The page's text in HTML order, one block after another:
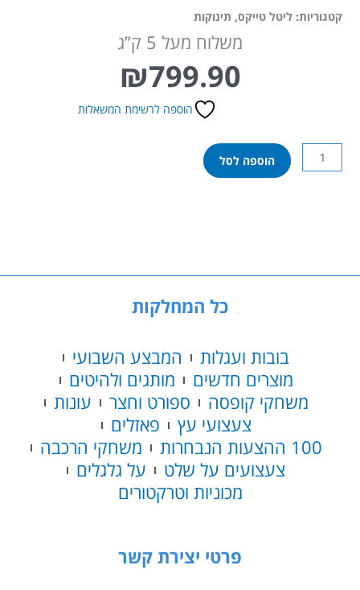
קטגוריות: ליטל טייקס, תינוקות
משלוח מעל 5 ק”ג
₪799.90
הוספה לרשימת המשאלות
כמות
של
אדום
הוספה לסל
כל המחלקות
בובות ועגלות
המבצע השבועי
מוצרים חדשים
מותגים ולהיטים
משחקי קופסה
ספורט וחצר
עונות
צעצועי עץ
פאזלים
100 ההצעות הנבחרות
משחקי הרכבה
צעצועים על שלט
על גלגלים
מכוניות וטרקטורים
פרטי יצירת קשר